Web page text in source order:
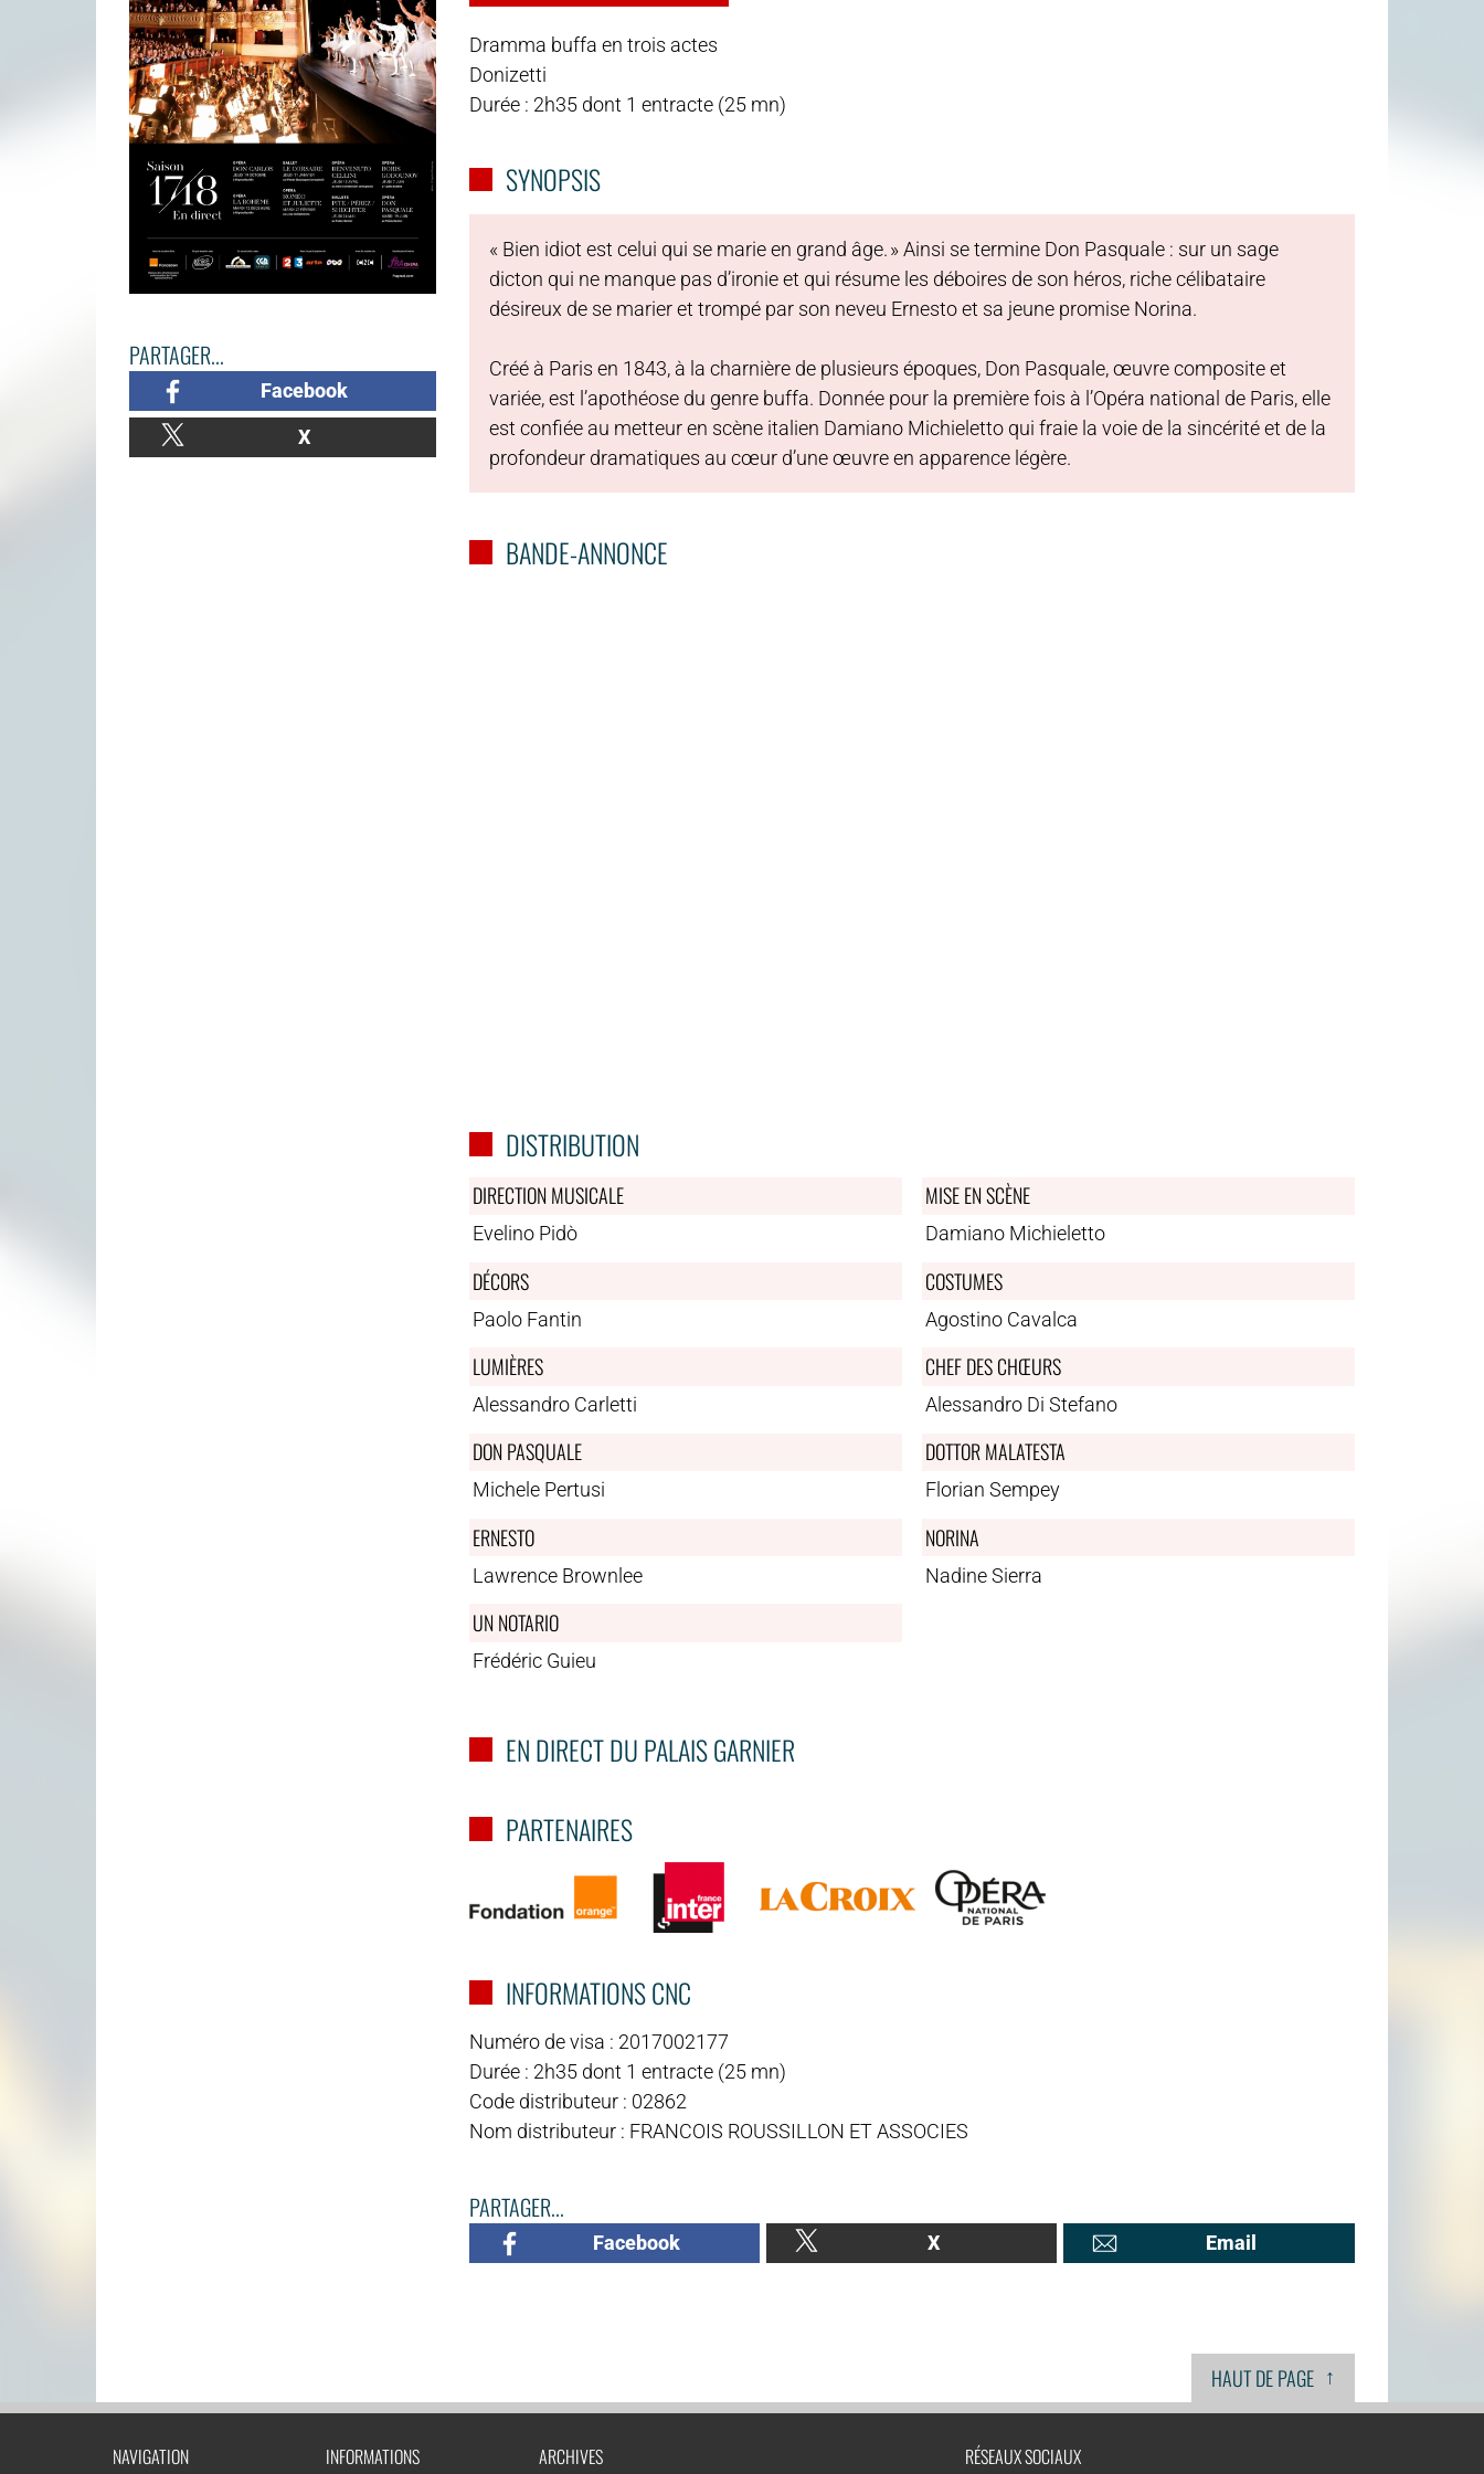
PARTAGER...
Facebook
X
Dramma buffa en trois actes
Donizetti
Durée : 2h35 dont 1 entracte (25 mn)
SYNOPSIS
« Bien idiot est celui qui se marie en grand âge. » Ainsi se termine Don Pasquale : sur un sage
dicton qui ne manque pas d’ironie et qui résume les déboires de son héros, riche célibataire
désireux de se marier et trompé par son neveu Ernesto et sa jeune promise Norina.
Créé à Paris en 1843, à la charnière de plusieurs époques, Don Pasquale, œuvre composite et
variée, est l’apothéose du genre buffa. Donnée pour la première fois à l’Opéra national de Paris, elle
est confiée au metteur en scène italien Damiano Michieletto qui fraie la voie de la sincérité et de la
profondeur dramatiques au cœur d’une œuvre en apparence légère.
BANDE-ANNONCE
DISTRIBUTION
DIRECTION MUSICALE
Evelino Pidò
MISE EN SCÈNE
Damiano Michieletto
DÉCORS
Paolo Fantin
COSTUMES
Agostino Cavalca
LUMIÈRES
Alessandro Carletti
CHEF DES CHŒURS
Alessandro Di Stefano
DON PASQUALE
Michele Pertusi
DOTTOR MALATESTA
Florian Sempey
ERNESTO
Lawrence Brownlee
NORINA
Nadine Sierra
UN NOTARIO
Frédéric Guieu
EN DIRECT DU PALAIS GARNIER
PARTENAIRES
INFORMATIONS CNC
Numéro de visa : 2017002177
Durée : 2h35 dont 1 entracte (25 mn)
Code distributeur : 02862
Nom distributeur : FRANCOIS ROUSSILLON ET ASSOCIES
PARTAGER...
Facebook X Email
HAUT DE PAGE ↑
NAVIGATION INFORMATIONS ARCHIVES RÉSEAUX SOCIAUX